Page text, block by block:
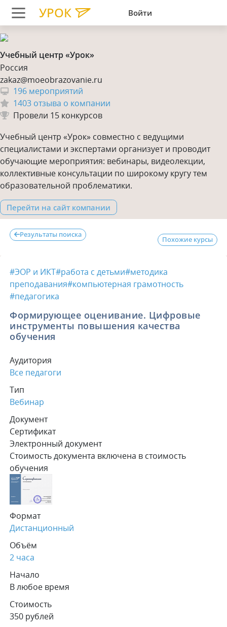
УРОК Войти
Результаты поиска
Похожие курсы
#ЭОР и ИКТ#работа с детьми#методика
преподавания#компьютерная грамотность
#педагогика
Формирующее оценивание. Цифровые
инструменты повышения качества
обучения
Аудитория
Все педагоги
Тип
Вебинар
Документ
Сертификат
Электронный документ
Стоимость документа включена в стоимость
обучения
Формат
Дистанционный
Объём
2 часа
Начало
В любое время
Стоимость
350 рублей
Учебный центр «Урок»
Россия
zakaz@moeobrazovanie.ru
196 мероприятий
1403 отзыва о компании
Провели 15 конкурсов
Учебный центр «Урок» совместно с ведущими
специалистами и экспертами организует и проводит
обучающие мероприятия: вебинары, видеолекции,
коллективные консультации по широкому кругу тем
образовательной проблематики.
Перейти на сайт компании